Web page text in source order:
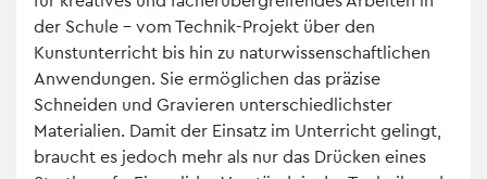
der Schule – vom Technik-Projekt über den
Kunstunterricht bis hin zu naturwissenschaftlichen
Anwendungen. Sie ermöglichen das präzise
Schneiden und Gravieren unterschiedlichster
Materialien. Damit der Einsatz im Unterricht gelingt,
braucht es jedoch mehr als nur das Drücken eines